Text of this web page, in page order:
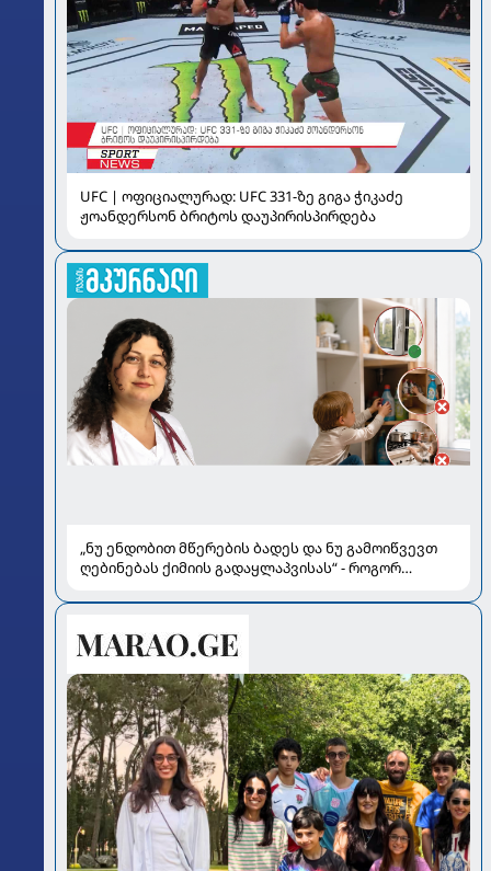
UFC | ოფიციალურად: UFC 331-ზე გიგა ჭიკაძე
ჟოანდერსონ ბრიტოს დაუპირისპირდება
„ნუ ენდობით მწერების ბადეს და ნუ გამოიწვევთ
ღებინებას ქიმიის გადაყლაპვისას“ - როგორ
სალომე ახვლედიანის რჩევები